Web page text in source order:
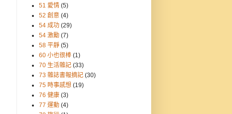
51 愛情 (5)
52 創意 (4)
54 成功 (29)
54 激勵 (7)
58 平靜 (5)
60 小也很棒 (1)
70 生活雜記 (33)
73 雜誌書報摘記 (30)
75 時事感想 (19)
76 健康 (3)
77 運動 (4)